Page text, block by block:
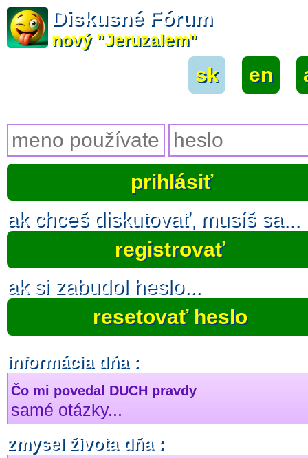
Diskusné Fórum
nový "Jeruzalem"
sk en
ak chceš diskutovať, musíš sa...
registrovať
ak si zabudol heslo...
resetovať heslo
informácia dňa :
Čo mi povedal DUCH pravdy
samé otázky...
zmysel života dňa :